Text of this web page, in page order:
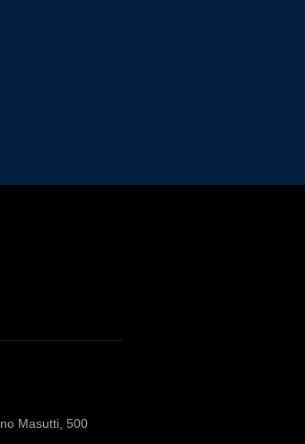
Masutti, 500